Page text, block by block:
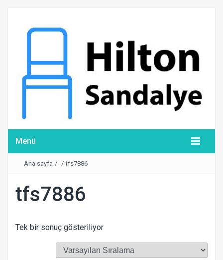
Menü
Ana sayfa / / tfs7886
tfs7886
Tek bir sonuç gösteriliyor